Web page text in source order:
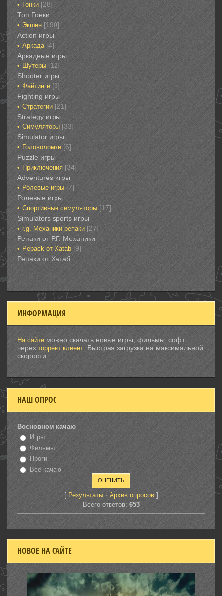
Гонки‎ [28]
Топ Гонки‎
Экшен [190]
‎Action игры
Аркада‎ [4]
Аркадные игры
Шутеры‎ [12]
‎Shooter игры
Файтинги‎ [3]
Fighting игры
Стратегии‎ [21]
Strategy игры
Симуляторы‎ [33]
Simulator игры
Головоломки‎ [6]
Puzzle игры
Приключения‎ [34]
Adventures игры
Ролевые игры‎ [7]
Ролевые игры‎‎‎‎‎‎
Спортивные‎ симуляторы [17]
Simulators sports игры
r.g. Механики репаки [27]
Репаки от Р.Г. Механики
Рepack от Xatab [9]
Репаки от Хатаб
ИНФОРМАЦИЯ
На сайте можно скачать новые игры, фильмы, софт
через торрент клиент . Быстрая загрузка на максимальной
скорости.
НАШ ОПРОС
Восновном качаю
Игры
Фильмы
Проги
Всё качаю
[ Результаты· Архив опросов]
Всего ответов: 653
НОВОЕ НА САЙТЕ